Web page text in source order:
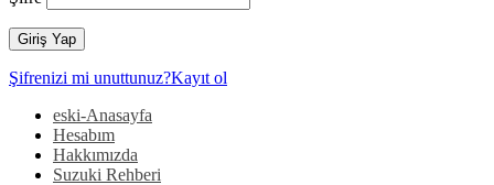
Şifrenizi mi unuttunuz?Kayıt ol
eski-Anasayfa
Hesabım
Hakkımızda
Suzuki Rehberi